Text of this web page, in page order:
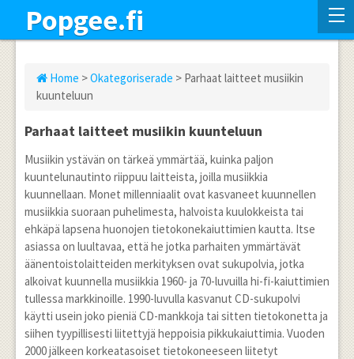
Popgee.fi
Home >Okategoriserade > Parhaat laitteet musiikin
kuunteluun
Parhaat laitteet musiikin kuunteluun
Musiikin ystävän on tärkeä ymmärtää, kuinka paljon
kuuntelunautinto riippuu laitteista, joilla musiikkia
kuunnellaan. Monet millenniaalit ovat kasvaneet kuunnellen
musiikkia suoraan puhelimesta, halvoista kuulokkeista tai
ehkäpä lapsena huonojen tietokonekaiuttimien kautta. Itse
asiassa on luultavaa, että he jotka parhaiten ymmärtävät
äänentoistolaitteiden merkityksen ovat sukupolvia, jotka
alkoivat kuunnella musiikkia 1960- ja 70-luvuilla hi-fi-kaiuttimien
tullessa markkinoille. 1990-luvulla kasvanut CD-sukupolvi
käytti usein joko pieniä CD-mankkoja tai sitten tietokonetta ja
siihen tyypillisesti liitettyjä heppoisia pikkukaiuttimia. Vuoden
2000 jälkeen korkeatasoiset tietokoneeseen liitetyt